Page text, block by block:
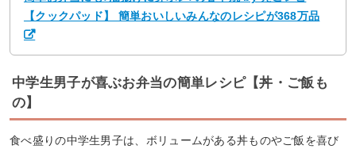
【クックパッド】 簡単おいしいみんなのレシピが368万品
中学生男子が喜ぶお弁当の簡単レシピ【丼・ご飯も
の】
食べ盛りの中学生男子は、ボリュームがある丼ものやご飯を喜び